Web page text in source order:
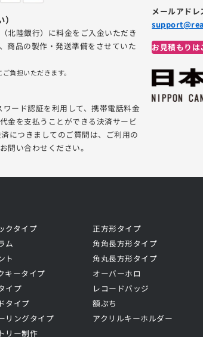
北陸銀行）に料金をご入金いただき
商品の製作・発送準備をさせていた
負担いただきます。
ード認証を利用して、携帯電話料金
金を支払うことができる決済サービ
につきましてのご質問は、ご利用の
問い合わせください。
メールアドレ
お見積もりは
クタイプ
ム
ト
キータイプ
イプ
タイプ
リングタイプ
リー制作
正方形タイプ
角角長方形タイプ
角丸長方形タイプ
オーバーホロ
レコードバッジ
額ぷち
アクリルキーホルダー